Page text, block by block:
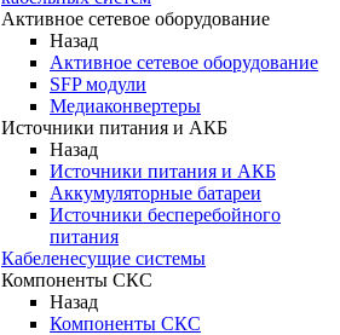
Активное сетевое оборудование
Назад
Активное сетевое оборудование
SFP модули
Медиаконвертеры
Источники питания и АКБ
Назад
Источники питания и АКБ
Аккумуляторные батареи
Источники бесперебойного
питания
Кабеленесущие системы
Компоненты СКС
Назад
Компоненты СКС